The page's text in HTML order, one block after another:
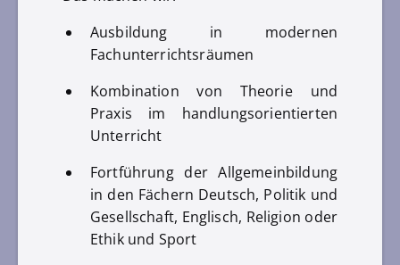
Ausbildung in modernen
Fachunterrichtsräumen
Kombination von Theorie und
Praxis im handlungsorientierten
Unterricht
Fortführung der Allgemeinbildung
in den Fächern Deutsch, Politik und
Gesellschaft, Englisch, Religion oder
Ethik und Sport